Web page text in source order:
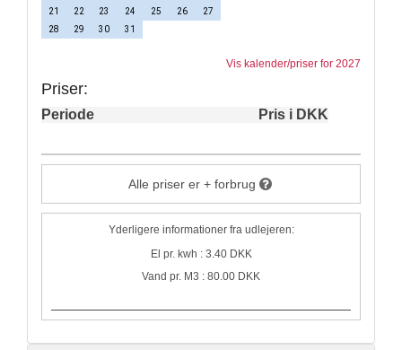
21
22 23 24 25 26
27
28
29 30 31
Vis kalender/priser for 2027
Priser:
Periode Pris i DKK
Alle priser er + forbrug
Yderligere informationer fra udlejeren:
El pr. kwh : 3.40 DKK
Vand pr. M3 : 80.00 DKK